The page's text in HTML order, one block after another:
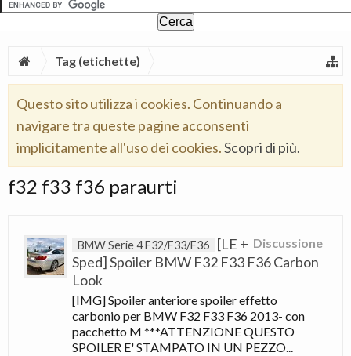
Tag (etichette)
Questo sito utilizza i cookies. Continuando a
navigare tra queste pagine acconsenti
implicitamente all'uso dei cookies.Scopri di più.
f32 f33 f36 paraurti
Discussione
BMW Serie 4 F32/F33/F36
[LE +
Sped] Spoiler BMW F32 F33 F36 Carbon
Look
[IMG] Spoiler anteriore spoiler effetto
carbonio per BMW F32 F33 F36 2013- con
pacchetto M ***ATTENZIONE QUESTO
SPOILER E' STAMPATO IN UN PEZZO...